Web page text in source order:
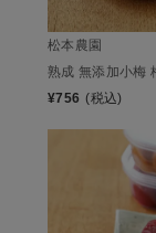
松本農園
熟成 無添加小梅
¥756 (税込)